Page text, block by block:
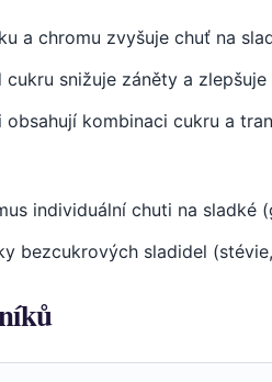
a chromu zvyšuje chuť na
snižuje záněty a
kombinaci cukru a
individuální chuti na sladké
bezcukrových sladidel